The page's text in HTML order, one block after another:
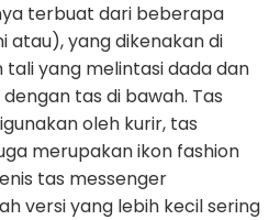
terbuat dari beberapa
atau), yang dikenakan di
yang melintasi dada dan
tas di bawah. Tas
oleh kurir, tas
merupakan ikon fashion
tas messenger
versi yang lebih kecil sering